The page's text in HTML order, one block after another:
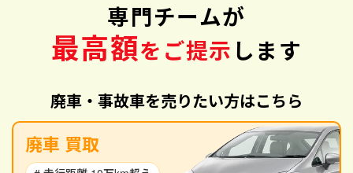
専門チームが
最高額をご提示 します
廃車・事故車を売りたい方はこちら
廃車 買取